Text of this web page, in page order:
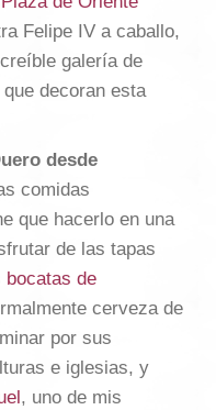
Felipe IV a caballo,
galería de
decoran esta
desde
comidas
que hacerlo en una
de las tapas
bocatas de
cerveza de
por sus
e iglesias, y
, uno de mis